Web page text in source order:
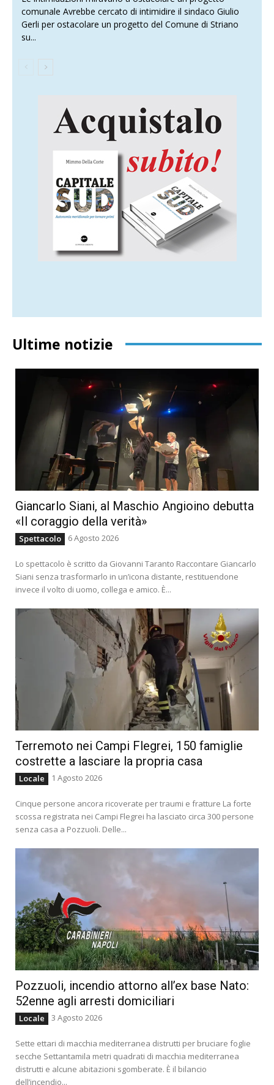
comunale Avrebbe cercato di intimidire il sindaco Giulio
Gerli per ostacolare un progetto del Comune di Striano
su...
Ultime notizie
Giancarlo Siani, al Maschio Angioino debutta
«Il coraggio della verità»
Spettacolo 6 Agosto 2026
Lo spettacolo è scritto da Giovanni Taranto Raccontare Giancarlo
Siani senza trasformarlo in un’icona distante, restituendone
invece il volto di uomo, collega e amico. È...
Terremoto nei Campi Flegrei, 150 famiglie
costrette a lasciare la propria casa
Locale 1 Agosto 2026
Cinque persone ancora ricoverate per traumi e fratture La forte
scossa registrata nei Campi Flegrei ha lasciato circa 300 persone
senza casa a Pozzuoli. Delle...
Pozzuoli, incendio attorno all’ex base Nato:
52enne agli arresti domiciliari
Locale 3 Agosto 2026
Sette ettari di macchia mediterranea distrutti per bruciare foglie
secche Settantamila metri quadrati di macchia mediterranea
distrutti e alcune abitazioni sgomberate. È il bilancio
dell’incendio...